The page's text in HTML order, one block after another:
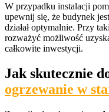
W przypadku instalacji
upewnij się, że budynek
działał optymalnie. Przy
rozważyć możliwość
całkowite inwestycji.
Jak skutecznie
ogrzewanie w